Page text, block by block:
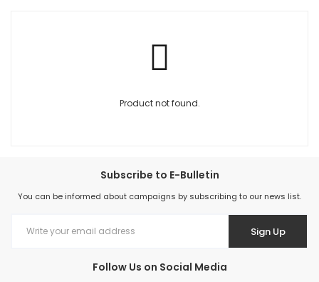
Product not found.
Subscribe to E-Bulletin
You can be informed about campaigns by subscribing to our news list.
Sign Up
Follow Us on Social Media